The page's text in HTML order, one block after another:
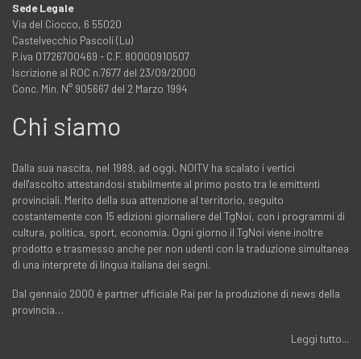
Sede Legale
Via del Ciocco, 6 55020
Castelvecchio Pascoli (Lu)
P.iva 01726700469 - C.F. 80000910507
Iscrizione al ROC n.7677 del 23/09/2000
Conc. Min. N° 905667 del 2 Marzo 1994
Chi siamo
Dalla sua nascita, nel 1989, ad oggi, NOITV ha scalato i vertici
dell'ascolto attestandosi stabilmente al primo posto tra le emittenti
provinciali. Merito della sua attenzione al territorio, seguito
costantemente con 15 edizioni giornaliere del TgNoi, con i programmi di
cultura, politica, sport, economia. Ogni giorno il TgNoi viene inoltre
prodotto e trasmesso anche per non udenti con la traduzione simultanea
di una interprete di lingua italiana dei segni.
Dal gennaio 2000 è partner ufficiale Rai per la produzione di news della
provincia…
Leggi tutto...